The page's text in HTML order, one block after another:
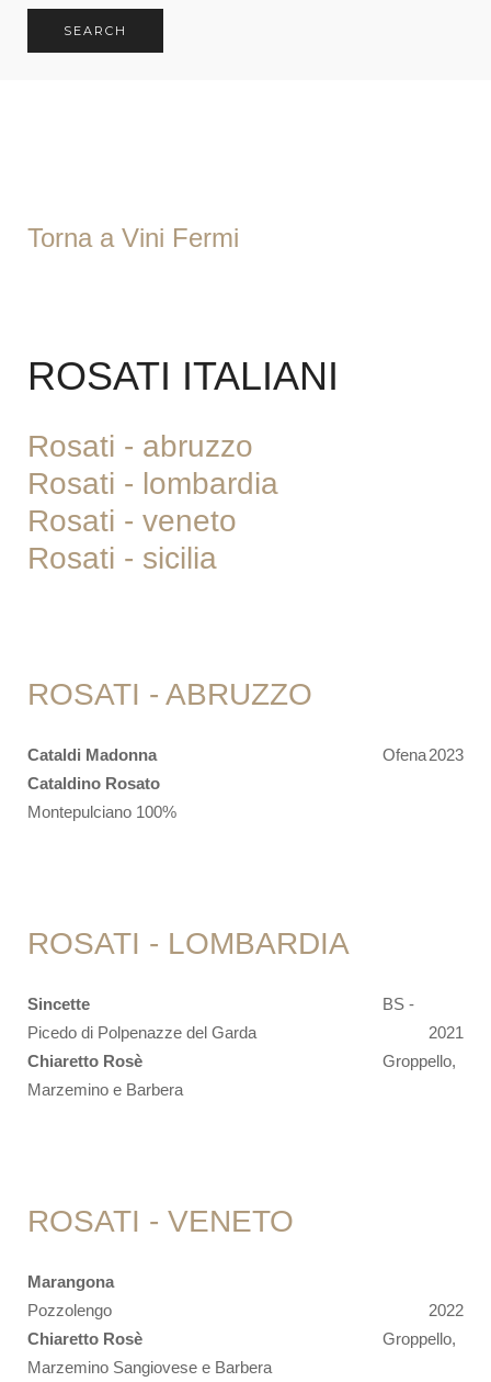
SEARCH
Torna a Vini Fermi
ROSATI ITALIANI
Rosati - abruzzo
Rosati - lombardia
Rosati - veneto
Rosati - sicilia
ROSATI - ABRUZZO
Cataldi Madonna Ofena2023
Cataldino Rosato
Montepulciano 100%
ROSATI - LOMBARDIA
Sincette
BS -
Picedo di Polpenazze del Garda
2021
Chiaretto Rosè
Groppello,
Marzemino e Barbera
ROSATI - VENETO
Marangona
Pozzolengo
2022
Chiaretto Rosè
Groppello,
Marzemino Sangiovese e Barbera